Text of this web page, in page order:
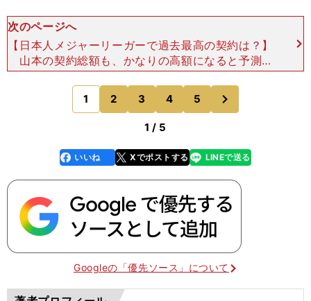
次のページへ
【日本人メジャーリーガーで過去最高の契約は？】
山本の契約総額も、かなりの高額になると予測さ
れている。こちらは、ESPNが7年2億1200万ドル
（約317億円）、ジ・アスレティックが7年2億110
0
1 2 3 4 5
のページへ
1 / 5
faceboo
k
いいね Xでポストする
line LINEで送る
Googleの「優先ソース」について